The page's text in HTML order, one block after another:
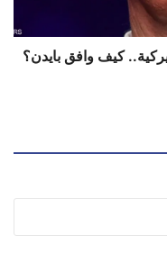
كيف وافق بايدن؟